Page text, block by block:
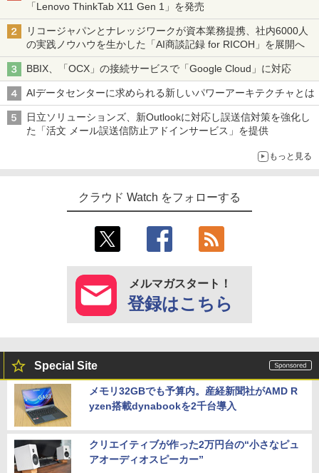
「Lenovo ThinkTab X11 Gen 1」を発売
リコージャパンとナレッジワークが資本業務提携、社内6000人
の実践ノウハウを生かした「AI商談記録 for RICOH」を展開へ
BBIX、「OCX」の接続サービスで「Google Cloud」に対応
AIデータセンターに求められる新しいパワーアーキテクチャとは
日立ソリューションズ、新Outlookに対応し誤送信対策を強化し
た「活文 メール誤送信防止アドインサービス」を提供
もっと見る
クラウド Watch をフォローする
メルマガスタート！
登録はこちら
Special Site
メモリ32GBでも予算内。産経新聞社がAMD R
yzen搭載dynabookを2千台導入
クリエイティブが作った2万円台の“小さなピュ
アオーディオスピーカー”